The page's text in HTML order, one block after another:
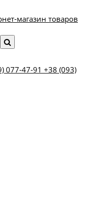
магазин товаров
077-47-91 +38 (093)